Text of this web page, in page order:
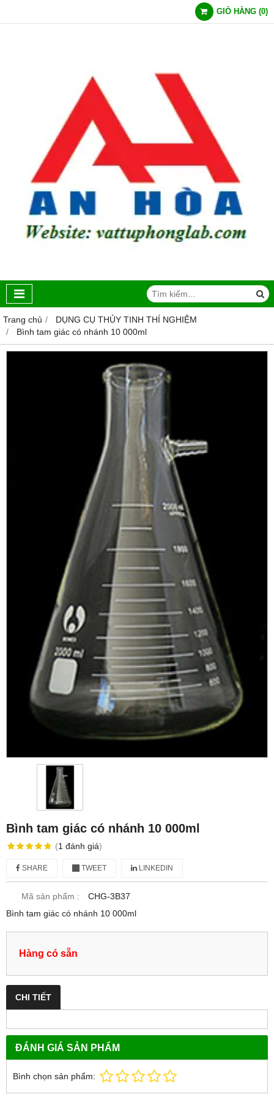
GIỎ HÀNG (0)
Trang chủ
DỤNG CỤ THỦY TINH THÍ NGHIỆM
Bình tam giác có nhánh 10 000ml
Bình tam giác có nhánh 10 000ml
(1 đánh giá)
SHARE TWEET LINKEDIN
Mã sản phẩm :
CHG-3B37
Bình tam giác có nhánh 10 000ml
Hàng có sẵn
CHI TIẾT
ĐÁNH GIÁ SẢN PHẨM
Bình chọn sản phẩm: